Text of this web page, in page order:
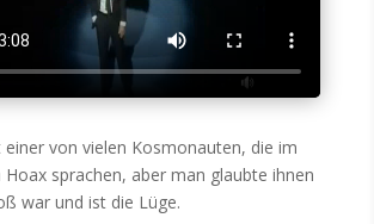
einer von vie­len Kos­mo­nau­ten, die im
spra­chen, aber man glaub­te ihnen
war und ist die Lüge.